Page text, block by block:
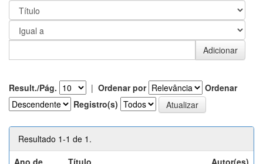
Result./Pág. | Ordenar por
Ordenar
Registro(s)
Resultado 1-1 de 1.
Ano de
Título Autor(es)